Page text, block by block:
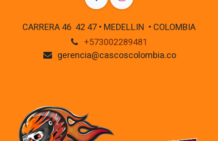
CARRERA 46 42 47 • MEDELLIN • COLOMBIA
+573002289481
gerencia@cascoscolombia.co